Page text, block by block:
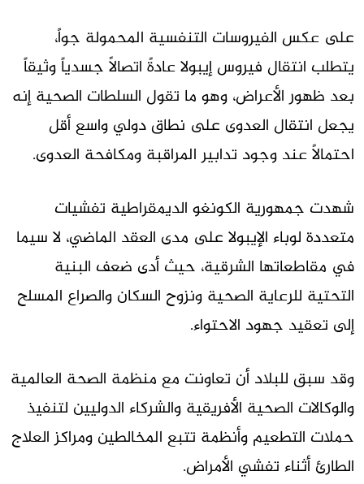
على عكس الفيروسات التنفسية المحمولة جواً،
يتطلب انتقال فيروس إيبولا عادةً اتصالاً جسدياً وثيقاً
بعد ظهور الأعراض، وهو ما تقول السلطات الصحية إنه
يجعل انتقال العدوى على نطاق دولي واسع أقل
احتمالاً عند وجود تدابير المراقبة ومكافحة العدوى.
شهدت جمهورية الكونغو الديمقراطية تفشيات
متعددة لوباء الإيبولا على مدى العقد الماضي، لا سيما
في مقاطعاتها الشرقية، حيث أدى ضعف البنية
التحتية للرعاية الصحية ونزوح السكان والصراع المسلح
إلى تعقيد جهود الاحتواء.
وقد سبق للبلاد أن تعاونت مع منظمة الصحة العالمية
والوكالات الصحية الأفريقية والشركاء الدوليين لتنفيذ
حملات التطعيم وأنظمة تتبع المخالطين ومراكز العلاج
الطارئ أثناء تفشي الأمراض.